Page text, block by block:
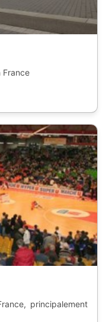
France
principalement